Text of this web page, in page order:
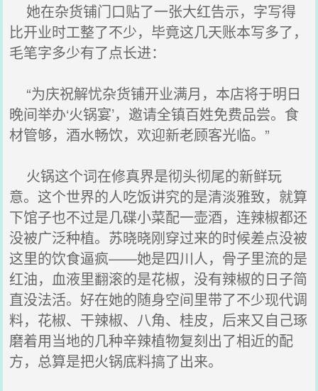
她在杂货铺门口贴了一张大红告示，字写得
比开业时工整了不少，毕竟这几天账本写多了，
毛笔字多少有了点长进：
“为庆祝解忧杂货铺开业满月，本店将于明日
晚间举办‘火锅宴’，邀请全镇百姓免费品尝。食
材管够，酒水畅饮，欢迎新老顾客光临。”
火锅这个词在修真界是彻头彻尾的新鲜玩
意。这个世界的人吃饭讲究的是清淡雅致，就算
下馆子也不过是几碟小菜配一壶酒，连辣椒都还
没被广泛种植。苏晓晓刚穿过来的时候差点没被
这里的饮食逼疯——她是四川人，骨子里流的是
红油，血液里翻滚的是花椒，没有辣椒的日子简
直没法活。好在她的随身空间里带了不少现代调
料，花椒、干辣椒、八角、桂皮，后来又自己琢
磨着用当地的几种辛辣植物复刻出了相近的配
方，总算是把火锅底料搞了出来。